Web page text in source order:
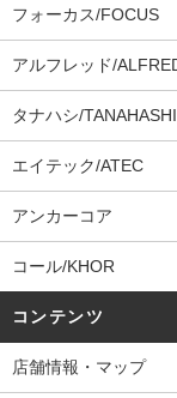
フォーカス/FOCUS
アルフレッド/
タナハシ/TANAHASHI
エイテック/ATEC
アンカーコア
コール/KHOR
コンテンツ
店舗情報・マップ